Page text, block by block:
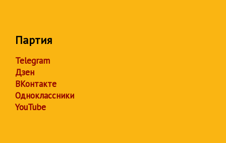
Партия
Telegram
Дзен
ВКонтакте
Одноклассники
YouTube